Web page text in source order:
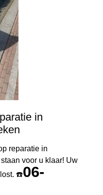
in
reparatie in
voor u klaar! Uw
☎️06-